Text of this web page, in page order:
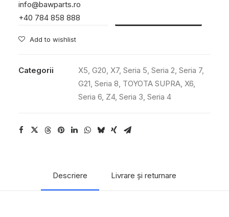
info@bawparts.ro
+40 784 858 888
Cantitate
Turbocompresor 3.0
Add to wishlist
Categorii X5, G20, X7, Seria 5, Seria 2, Seria 7,
G21, Seria 8, TOYOTA SUPRA, X6,
Seria 6, Z4, Seria 3, Seria 4
Descriere Livrare și returnare